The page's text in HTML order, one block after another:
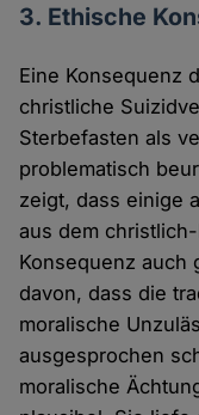
3. Ethische
Eine Konsequenz
christliche
Sterbefasten als
problematisch
zeigt, dass einige
aus dem
Konsequenz auch
davon, dass die
moralische
ausgesprochen
moralische